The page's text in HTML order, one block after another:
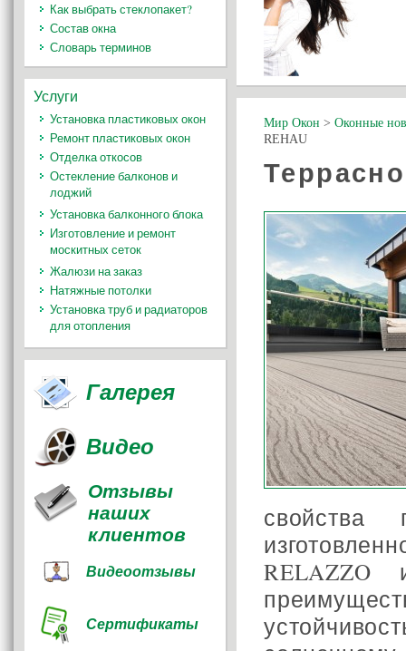
Мир Окон > Оконные
REHAU
свойства
RELAZZO
Как выбрать стеклопакет?
Состав окна
Словарь терминов
Услуги
Установка пластиковых окон
Ремонт пластиковых окон
Отделка откосов
Остекление балконов и
лоджий
Установка балконного блока
Изготовление и ремонт
москитных сеток
Жалюзи на заказ
Натяжные потолки
Установка труб и радиаторов
для отопления
Галерея
Видео
Отзывы
наших
клиентов
Видеоотзывы
Сертификаты